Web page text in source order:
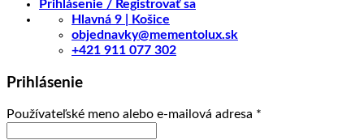
Prihlásenie / Registrovať sa
Hlavná 9 | Košice
objednavky@mementolux.sk
+421 911 077 302
Prihlásenie
Používateľské meno alebo e-mailová adresa *